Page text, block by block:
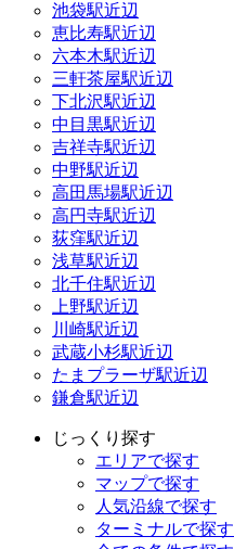
池袋駅近辺
恵比寿駅近辺
六本木駅近辺
三軒茶屋駅近辺
下北沢駅近辺
中目黒駅近辺
吉祥寺駅近辺
中野駅近辺
高田馬場駅近辺
高円寺駅近辺
荻窪駅近辺
浅草駅近辺
北千住駅近辺
上野駅近辺
川崎駅近辺
武蔵小杉駅近辺
たまプラーザ駅近辺
鎌倉駅近辺
じっくり探す
エリアで探す
マップで探す
人気沿線で探す
ターミナルで探す